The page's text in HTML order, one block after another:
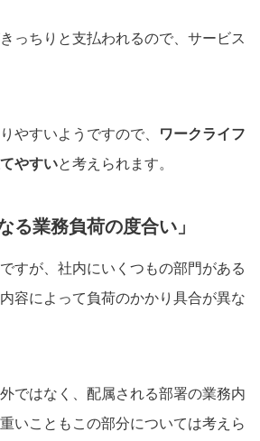
っちりと支払われるので、サービス
やすいようですので、
ワークライフ
やすいと考えられます。
る業務負荷の度合い」
すが、社内にいくつもの部門がある
容によって負荷のかかり具合が異な
ではなく、配属される部署の業務内
いこともこの部分については考えら